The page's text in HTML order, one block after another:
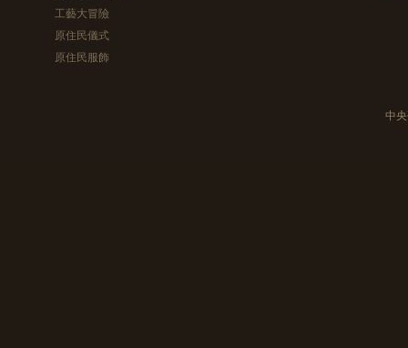
工藝大冒險
原住民儀式
原住民服飾
中